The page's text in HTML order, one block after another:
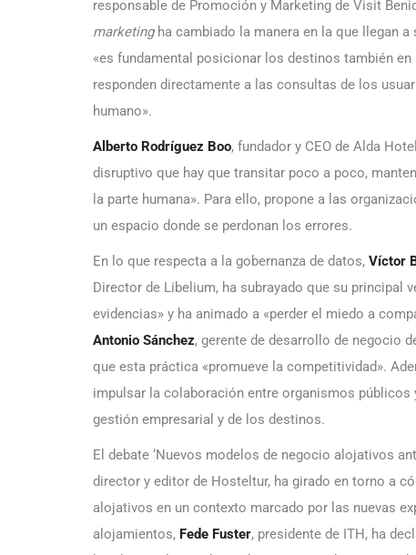
responsable de Promoción y Marketing de Visit
marketingha cambiado la manera en la que llegan
«es fundamental posicionar los destinos también
responden directamente a las consultas de los
humano».
Alberto Rodríguez Boo, fundador y CEO de Alda
disruptivo que hay que transitar poco a poco,
la parte humana». Para ello, propone a las
un espacio donde se perdonan los errores.
En lo que respecta a la gobernanza de datos, Víctor
Director de Libelium, ha subrayado que su principal
evidencias» y ha animado a «perder el miedo a
Antonio Sánchez, gerente de desarrollo de negocio
que esta práctica «promueve la competitividad».
impulsar la colaboración entre organismos
gestión empresarial y de los destinos.
El debate ‘Nuevos modelos de negocio alojativos
director y editor de Hosteltur, ha girado en torno a
alojativos en un contexto marcado por las nuevas
alojamientos, Fede Fuster, presidente de ITH, ha